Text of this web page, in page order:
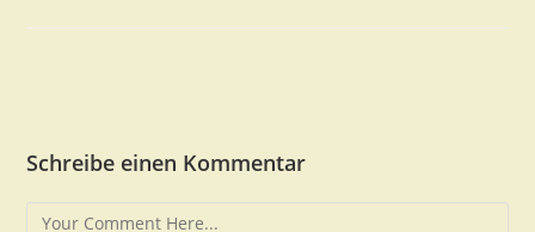
Schreibe einen Kommentar